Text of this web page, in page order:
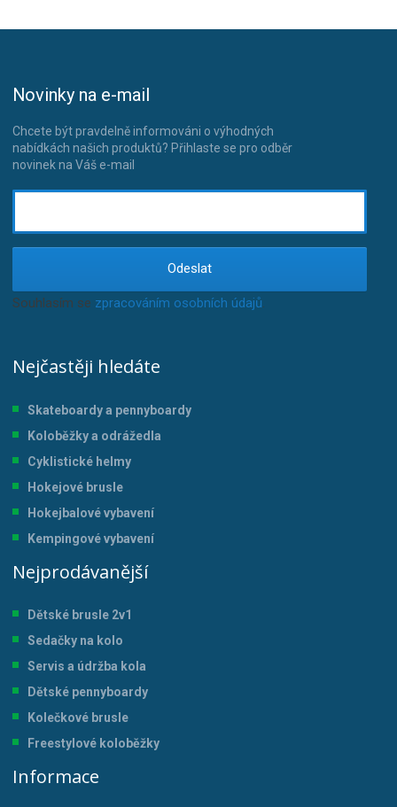
Novinky na e-mail
Chcete být pravdelně informováni o výhodných
nabídkách našich produktů? Přihlaste se pro odběr
novinek na Váš e-mail
Odeslat
Souhlasím se zpracováním osobních údajů.
Nejčastěji hledáte
Skateboardy a pennyboardy
Koloběžky a odrážedla
Cyklistické helmy
Hokejové brusle
Hokejbalové vybavení
Kempingové vybavení
Nejprodávanější
Dětské brusle 2v1
Sedačky na kolo
Servis a údržba kola
Dětské pennyboardy
Kolečkové brusle
Freestylové koloběžky
Informace